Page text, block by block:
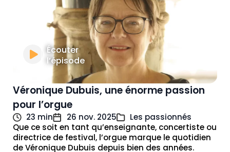
Écouter
l’épisode
Véronique Dubuis, une énorme passion
pour l’orgue
23 min 26 nov. 2025
Les passionnés
Que ce soit en tant qu’enseignante, concertiste ou
directrice de festival, l’orgue marque le quotidien
de Véronique Dubuis depuis bien des années.